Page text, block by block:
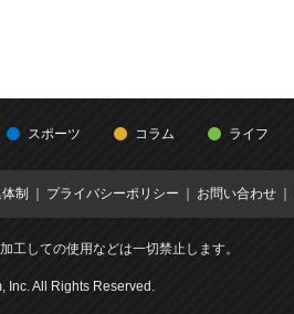
スポーツ コラム ライフ
制 プライバシーポリシー お問い合わせ
工しての使用などは一切禁止します。
Inc. All Rights Reserved.